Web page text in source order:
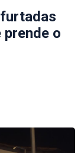
prende o